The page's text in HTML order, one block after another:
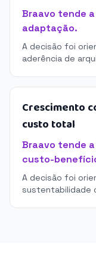
Braavo tende
adaptação.
A decisão foi
aderência de
Crescimento
custo total
Braavo tende
custo-
A decisão foi
sustentabilidade